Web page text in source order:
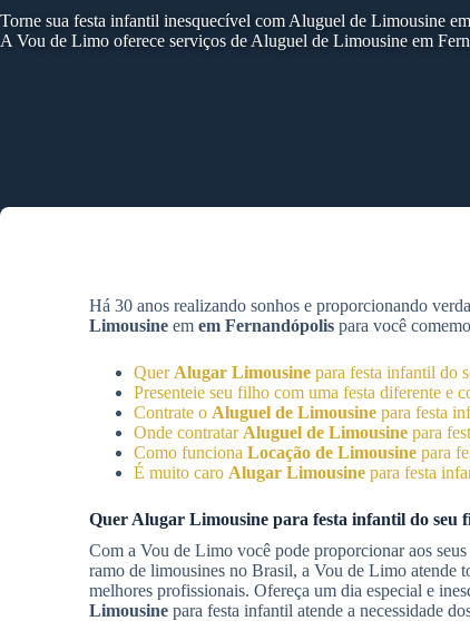
Torne sua festa infantil inesquecível com Aluguel de Limousine
A Vou de Limo oferece serviços de Aluguel de Limousine em
Há 30 anos realizando sonhos e proporcionando
Limousine em em Fernandópolis para você
Quer Alugar Limousine para festa infantil do
Presenteie seu filho com uma festa diferente e
Contrate o Aluguel de Limousine para festa
Onde contratar Aluguel de Limousine para
Como funciona Locação de Limousine para
É muito caro Alugar Limousine para festa
Quer Alugar Limousine para festa infantil do seu
Com a Vou de Limo você pode proporcionar aos
ramo de limousines no Brasil, a Vou de Limo atende
melhores profissionais. Ofereça um dia especial e
Limousine para festa infantil atende a necessidade